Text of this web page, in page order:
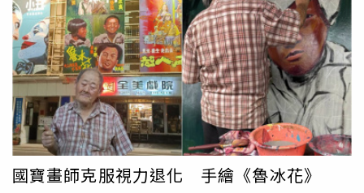
了劇中CP火花十足，戲外兩人默契也相當自然。鄭恩地曾
透露，第一次見到李濬榮時，因為他整張臉紅通通，一度誤
以為對方是不是不喜歡自己，後來才知道原來李濬榮只是非
常怕生。不過一正式投入拍攝，李濬榮立刻像變了一個人，
不僅完全進入角色，兩人還經常即興發揮，碰撞出許多意想
不到的笑點，更稱他是歷任合作過的男主角中，和自己最合
拍、相處最舒服的一位。
國寶畫師克服視力退化 手繪《魯冰花》